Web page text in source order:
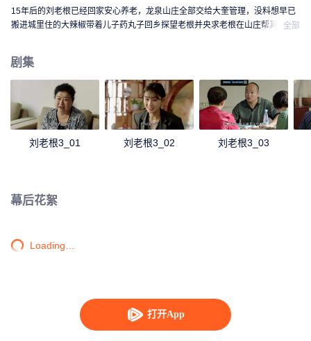
打开App
15年后的刘老根已经回家安心养老，龙泉山庄全部交给大奎管理，没料想早已
搬进城里住的大辣椒带着儿子药丸子回乡探望老根并央求老根在山庄帮其找份
山庄的真实情况，刘老根决定重返山庄，再次主持大局，将山庄重整旗鼓，也
从此发生了一系列啼笑皆非的故事......
全部
剧集
刘老根3_01 刘老根3_02 刘老根3_03
幕后花絮
Loading…